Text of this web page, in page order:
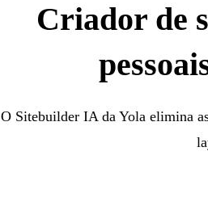
Criador de
O Sitebuilder IA da Yola elimina